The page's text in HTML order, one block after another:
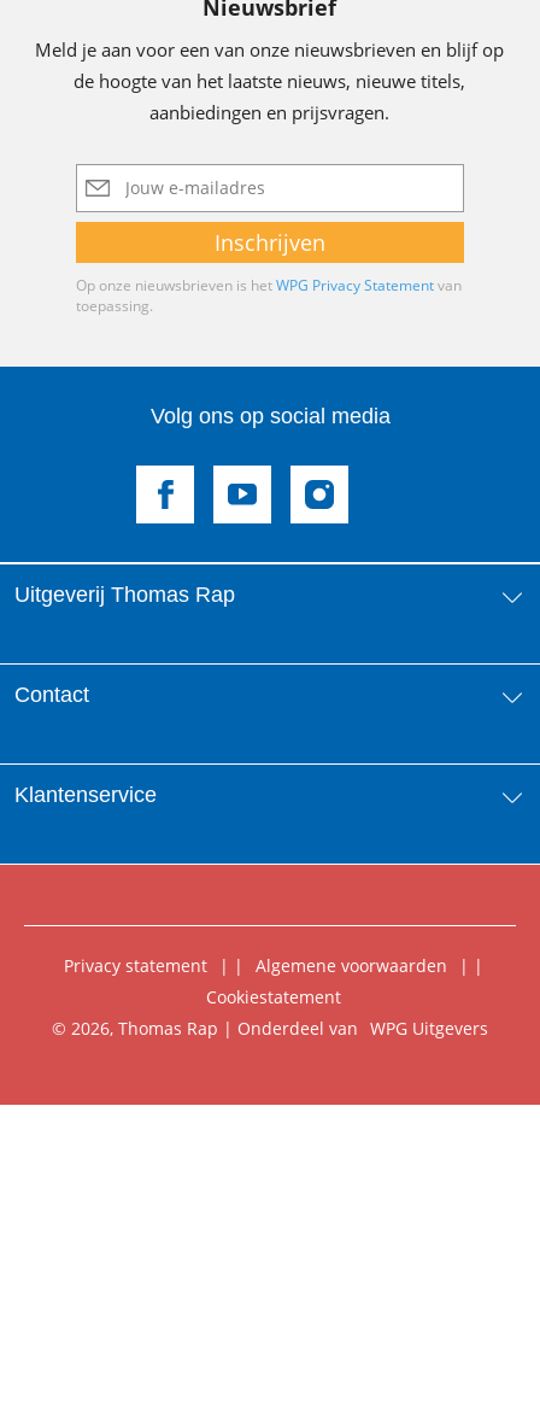
Nieuwsbrief
Meld je aan voor een van onze nieuwsbrieven en blijf op
de hoogte van het laatste nieuws, nieuwe titels,
aanbiedingen en prijsvragen.
E-
mailadres
Inschrijven
Op onze nieuwsbrieven is hetWPG Privacy Statementvan
toepassing.
Volg ons op social media
Uitgeverij Thomas Rap
Vacatures
Nieuwsbrief
Contact
Foreign Rights
Klantenservice
Privacy statement | Algemene voorwaarden
|
Cookiestatement
© 2026, Thomas Rap | Onderdeel van WPG Uitgevers